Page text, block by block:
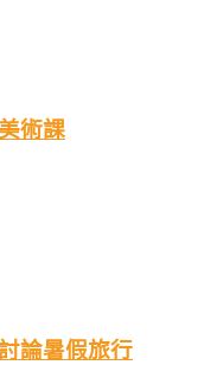
術課
論暑假旅行